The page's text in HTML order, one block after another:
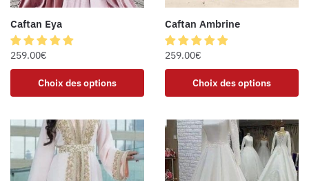
Caftan Eya
259.00€
Choix des options
Caftan Ambrine
259.00€
Choix des options